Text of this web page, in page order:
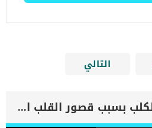
التالي
اهم علامات وفاة الكلب بسبب قصور القلب الاحتقانى